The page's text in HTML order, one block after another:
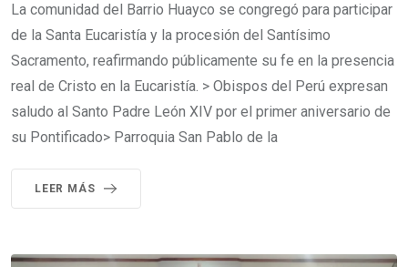
La comunidad del Barrio Huayco se congregó para participar
de la Santa Eucaristía y la procesión del Santísimo
Sacramento, reafirmando públicamente su fe en la presencia
real de Cristo en la Eucaristía. > Obispos del Perú expresan
saludo al Santo Padre León XIV por el primer aniversario de
su Pontificado> Parroquia San Pablo de la
LEER MÁS